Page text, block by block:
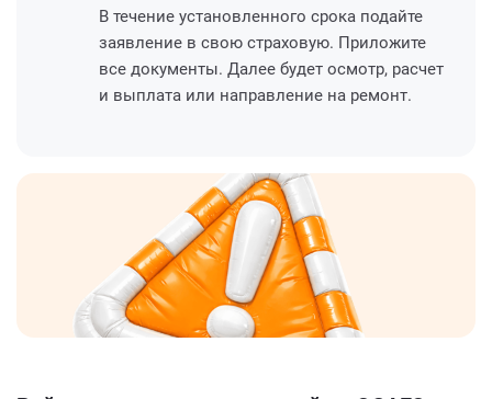
В течение установленного срока подайте
заявление в свою страховую. Приложите
все документы. Далее будет осмотр, расчет
и выплата или направление на ремонт.